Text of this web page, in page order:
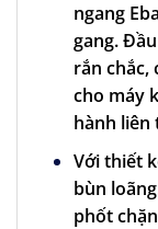
ngang
gang.
rắn chắc,
cho máy
hành liên
Với thiết
bùn
phốt